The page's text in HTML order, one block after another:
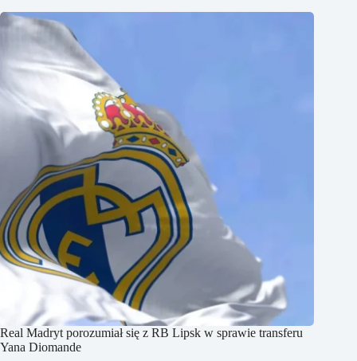
Real Madryt porozumiał się z RB Lipsk w sprawie transferu
Yana Diomande